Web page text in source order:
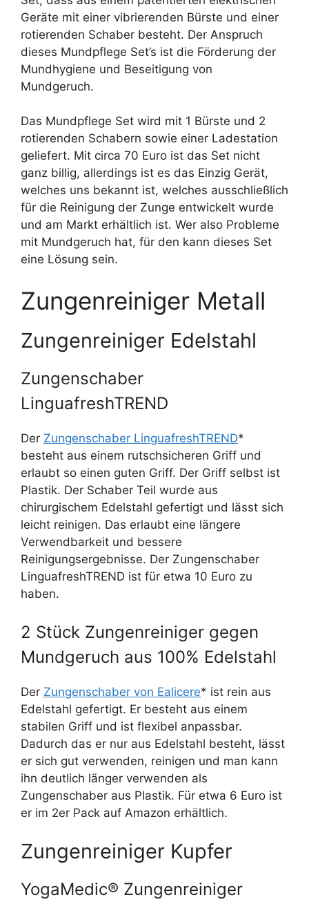
Geräte mit einer vibrierenden Bürste und einer
rotierenden Schaber besteht. Der Anspruch
dieses Mundpflege Set’s ist die Förderung der
Mundhygiene und Beseitigung von
Mundgeruch.
Das Mundpflege Set wird mit 1 Bürste und 2
rotierenden Schabern sowie einer Ladestation
geliefert. Mit circa 70 Euro ist das Set nicht
ganz billig, allerdings ist es das Einzig Gerät,
welches uns bekannt ist, welches ausschließlich
für die Reinigung der Zunge entwickelt wurde
und am Markt erhältlich ist. Wer also Probleme
mit Mundgeruch hat, für den kann dieses Set
eine Lösung sein.
Zungenreiniger Metall
Zungenreiniger Edelstahl
Zungenschaber
LinguafreshTREND
Der Zungenschaber LinguafreshTREND*
besteht aus einem rutschsicheren Griff und
erlaubt so einen guten Griff. Der Griff selbst ist
Plastik. Der Schaber Teil wurde aus
chirurgischem Edelstahl gefertigt und lässt sich
leicht reinigen. Das erlaubt eine längere
Verwendbarkeit und bessere
Reinigungsergebnisse. Der Zungenschaber
LinguafreshTREND ist für etwa 10 Euro zu
haben.
2 Stück Zungenreiniger gegen
Mundgeruch aus 100% Edelstahl
Der Zungenschaber von Ealicere* ist rein aus
Edelstahl gefertigt. Er besteht aus einem
stabilen Griff und ist flexibel anpassbar.
Dadurch das er nur aus Edelstahl besteht, lässt
er sich gut verwenden, reinigen und man kann
ihn deutlich länger verwenden als
Zungenschaber aus Plastik. Für etwa 6 Euro ist
er im 2er Pack auf Amazon erhältlich.
Zungenreiniger Kupfer
YogaMedic® Zungenreiniger